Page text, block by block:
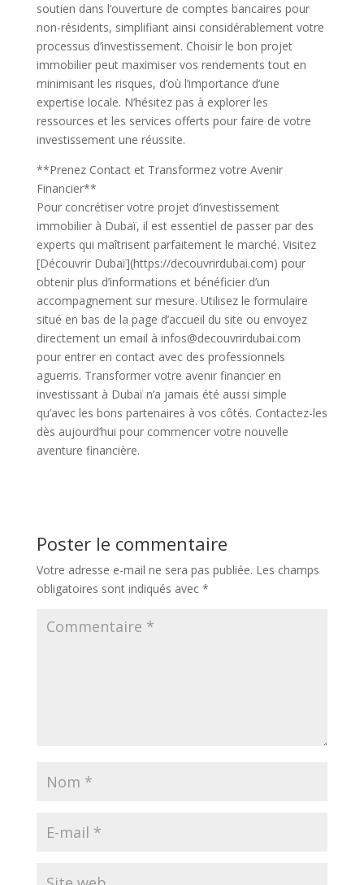
soutien dans l’ouverture de comptes bancaires pour
non-résidents, simplifiant ainsi considérablement votre
processus d’investissement. Choisir le bon projet
immobilier peut maximiser vos rendements tout en
minimisant les risques, d’où l’importance d’une
expertise locale. N’hésitez pas à explorer les
ressources et les services offerts pour faire de votre
investissement une réussite.
**Prenez Contact et Transformez votre Avenir
Financier**
Pour concrétiser votre projet d’investissement
immobilier à Dubaï, il est essentiel de passer par des
experts qui maîtrisent parfaitement le marché. Visitez
[Découvrir Dubaï](https://decouvrirdubai.com) pour
obtenir plus d’informations et bénéficier d’un
accompagnement sur mesure. Utilisez le formulaire
situé en bas de la page d’accueil du site ou envoyez
directement un email à infos@decouvrirdubai.com
pour entrer en contact avec des professionnels
aguerris. Transformer votre avenir financier en
investissant à Dubaï n’a jamais été aussi simple
qu’avec les bons partenaires à vos côtés. Contactez-les
dès aujourd’hui pour commencer votre nouvelle
aventure financière.
Poster le commentaire
Votre adresse e-mail ne sera pas publiée. Les champs
obligatoires sont indiqués avec *